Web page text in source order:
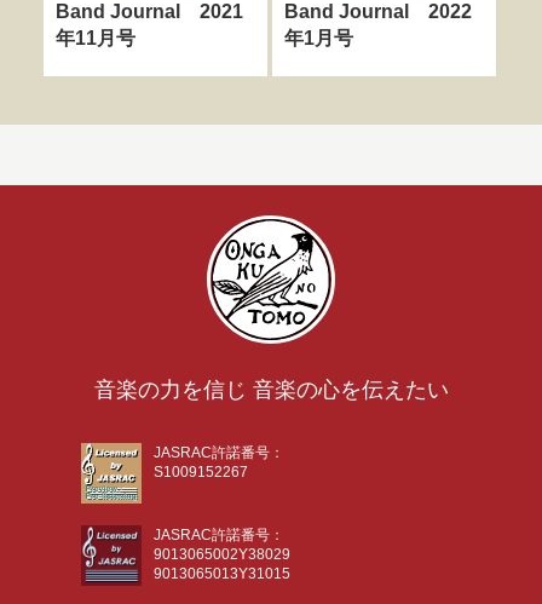
Band Journal 2021
年11月号
Band Journal 2022
年1月号
音楽の力を信じ 音楽の心を伝えたい
JASRAC許諾番号：
S1009152267
JASRAC許諾番号：
9013065002Y38029
9013065013Y31015